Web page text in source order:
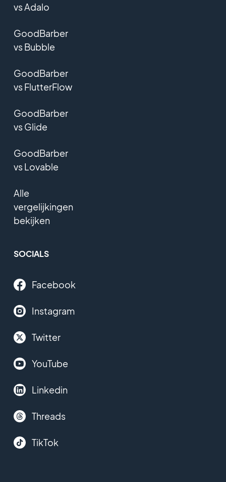
vs Adalo
GoodBarber
vs Bubble
GoodBarber
vs FlutterFlow
GoodBarber
vs Glide
GoodBarber
vs Lovable
Alle
vergelijkingen
bekijken
SOCIALS
Facebook
Instagram
Twitter
YouTube
Linkedin
Threads
TikTok